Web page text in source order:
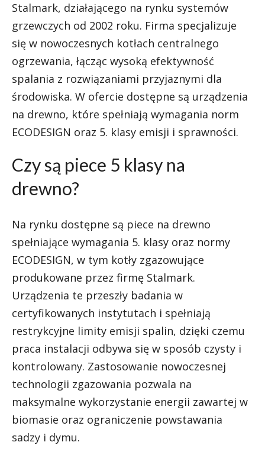
Stalmark, działającego na rynku systemów
grzewczych od 2002 roku. Firma specjalizuje
się w nowoczesnych kotłach centralnego
ogrzewania, łącząc wysoką efektywność
spalania z rozwiązaniami przyjaznymi dla
środowiska. W ofercie dostępne są urządzenia
na drewno, które spełniają wymagania norm
ECODESIGN oraz 5. klasy emisji i sprawności.
Czy są piece 5 klasy na
drewno?
Na rynku dostępne są piece na drewno
spełniające wymagania 5. klasy oraz normy
ECODESIGN, w tym kotły zgazowujące
produkowane przez firmę Stalmark.
Urządzenia te przeszły badania w
certyfikowanych instytutach i spełniają
restrykcyjne limity emisji spalin, dzięki czemu
praca instalacji odbywa się w sposób czysty i
kontrolowany. Zastosowanie nowoczesnej
technologii zgazowania pozwala na
maksymalne wykorzystanie energii zawartej w
biomasie oraz ograniczenie powstawania
sadzy i dymu.